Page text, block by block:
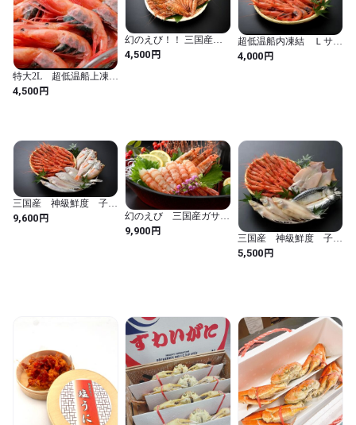
◎干物のセット内容は変更することも可能です。
カレイ3尾で1単位
スルメ2杯で1単位
鯖1尾　　で1単位　として3つお選び頂けます。
例1
鯖1尾×2 とカレイ3尾
などに変更できます。
備考欄に記載頂ければ対応させて頂きます。
特大2L 超低温船上凍
結 三國産甘えび
4,500円
幻のえび！！ 三国産ガ
サエビ 大〜中サイズ約
600g(30〜40尾)
4,500円
超低温船内凍結 Ｌサイ
ズ 子持ち甘えび
500g(約30〜40尾)
4,000円
三国産 神級鮮度 子持
ち甘えび 極。
9,600円
幻のえび 三国産ガサエ
ビ 極セット
9,900円
三国産 神級鮮度 子持
ち甘えびFULLMAX
5,500円